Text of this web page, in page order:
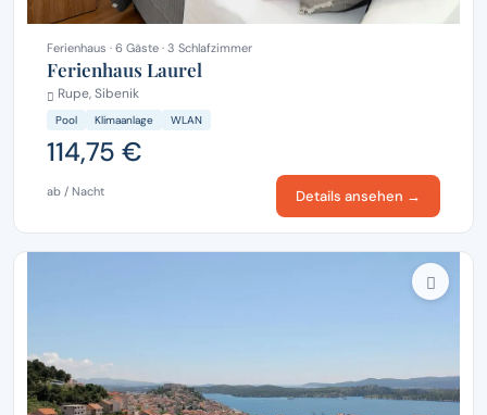
Ferienhaus · 6 Gäste · 3 Schlafzimmer
Ferienhaus Laurel
Rupe, Sibenik
Pool Klimaanlage WLAN
114,75 €
ab / Nacht Details ansehen →